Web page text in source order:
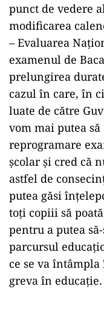
punct de vedere
modificarea
– Evaluarea
examenul de
prelungirea
cazul în care, în
luate de către
vom mai putea
reprogramare
şcolar şi cred că
astfel de
putea găsi
toţi copiii să
pentru a putea
parcursul
ce se va
greva în educaţie.